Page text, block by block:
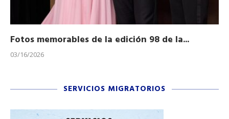
Fotos memorables de la edición 98 de la...
03/16/2026
SERVICIOS MIGRATORIOS